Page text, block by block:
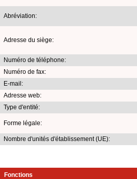
Abréviation:
Adresse du siège:
Numéro de téléphone:
Numéro de fax:
E-mail:
Adresse web:
Type d'entité:
Forme légale:
Nombre d'unités d'établissement (UE):
Fonctions